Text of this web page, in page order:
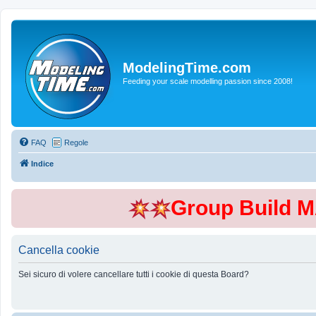
ModelingTime.com
Feeding your scale modelling passion since 2008!
FAQ Regole
Indice
Group Build
Cancella cookie
Sei sicuro di volere cancellare tutti i cookie di questa Board?